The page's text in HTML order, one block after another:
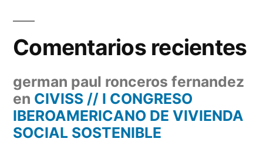
Comentarios recientes
german paul ronceros fernandez
en CIVISS // I CONGRESO
IBEROAMERICANO DE VIVIENDA
SOCIAL SOSTENIBLE